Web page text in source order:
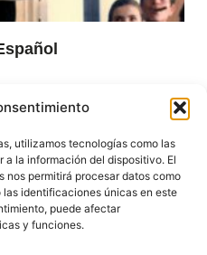
utilizamos tecnologías como las
la información del dispositivo. El
permitirá procesar datos como
identificaciones únicas en este
puede afectar
y funciones.
de 16 conferencias
cine mk2 Palacio de Hielo
octubre de 2018.
4 5 6